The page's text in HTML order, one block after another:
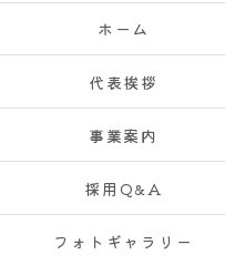
ホーム
代表挨拶
事業案内
採用Q&A
フォトギャラリー